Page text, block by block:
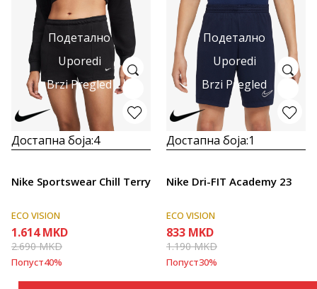
Подетално
Uporedi
Brzi Pregled
Достапна боја:4
Nike Sportswear Chill Terry
ECO VISION
1.614 MKD
2.690MKD
Попуст40%
Подетално
Uporedi
Brzi Pregled
Достапна боја:1
Nike Dri-FIT Academy 23
ECO VISION
833 MKD
1.190MKD
Попуст30%